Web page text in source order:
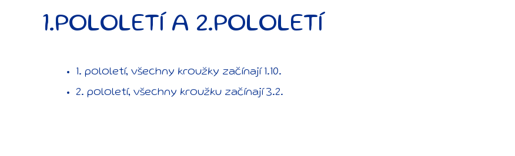
1.POLOLETÍ A 2.POLOLETÍ
1. pololetí, všechny kroužky začínají 1.10.
2. pololetí, všechny kroužku začínají 3.2.